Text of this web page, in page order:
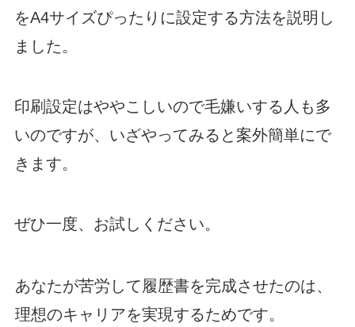
をA4サイズぴったりに設定する方法を説明し
ました。
印刷設定はややこしいので毛嫌いする人も多
いのですが、いざやってみると案外簡単にで
きます。
ぜひ一度、お試しください。
あなたが苦労して履歴書を完成させたのは、
理想のキャリアを実現するためです。